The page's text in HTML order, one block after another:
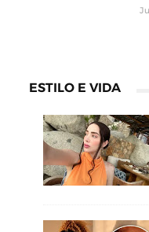
ESTILO E VIDA